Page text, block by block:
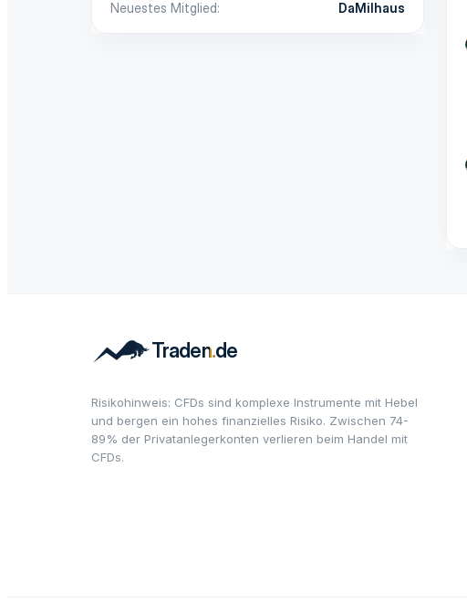
Neuestes Mitglied
DaMilhaus
Risikohinweis: CFDs sind komplexe Instrumente mit Hebel
und bergen ein hohes finanzielles Risiko. Zwischen 74-
89% der Privatanlegerkonten verlieren beim Handel mit
CFDs.